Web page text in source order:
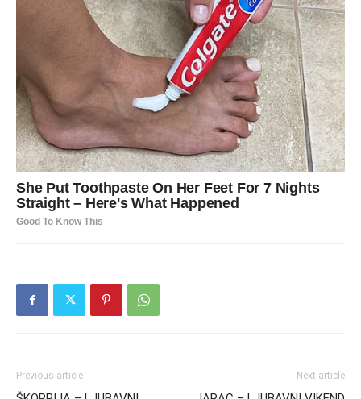
Previous article Next article